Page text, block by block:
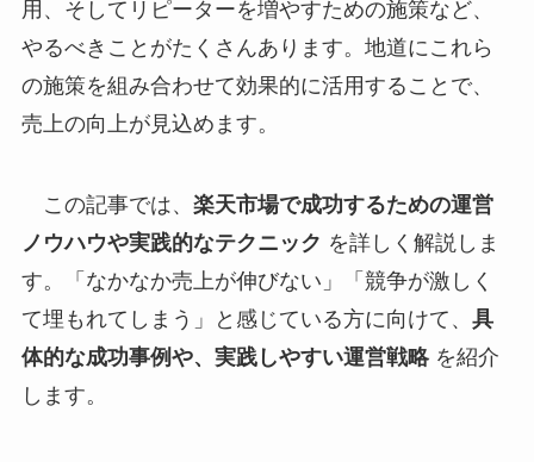
用、そしてリピーターを増やすための施策など、
やるべきことがたくさんあります。地道にこれら
の施策を組み合わせて効果的に活用することで、
売上の向上が見込めます。
この記事では、 楽天市場で成功するための運営
ノウハウや実践的なテクニック を詳しく解説しま
す。「なかなか売上が伸びない」「競争が激しく
て埋もれてしまう」と感じている方に向けて、 具
体的な成功事例や、実践しやすい運営戦略を紹介
します。